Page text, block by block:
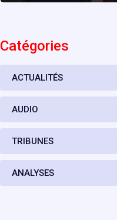
Catégories
ACTUALITÉS
AUDIO
TRIBUNES
ANALYSES